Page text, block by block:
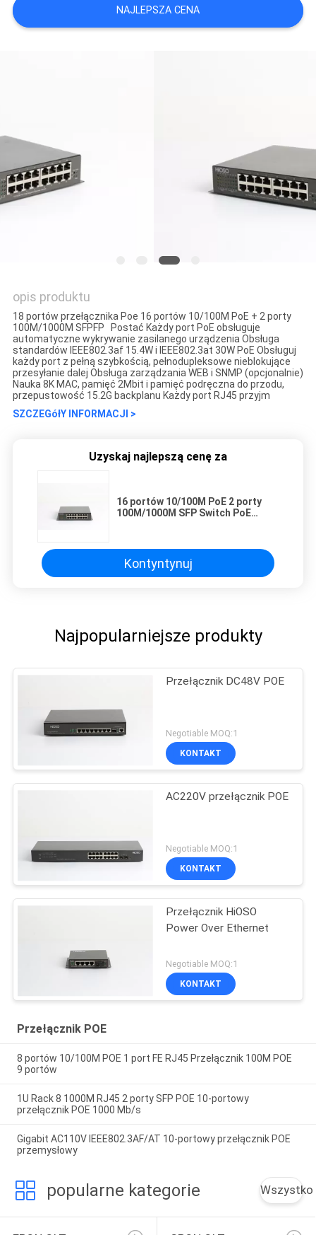
NAJLEPSZA CENA
opis produktu
18 portów przełącznika Poe 16 portów 10/100M PoE + 2 porty
100M/1000M SFPFP Postać Każdy port PoE obsługuje
automatyczne wykrywanie zasilanego urządzenia Obsługa
standardów IEEE802.3af 15.4W i IEEE802.3at 30W PoE Obsługuj
każdy port z pełną szybkością, pełnodupleksowe nieblokujące
przesyłanie dalej Obsługa zarządzania WEB i SNMP (opcjonalnie)
Nauka 8K MAC, pamięć 2Mbit i pamięć podręczna do przodu,
przepustowość 15.2G backplanu Każdy port RJ45 przyjm
SZCZEGółY INFORMACJI >
Uzyskaj najlepszą cenę za
16 portów 10/100M PoE 2 porty
100M/1000M SFP Switch PoE
Kontyntynuj
Najpopularniejsze produkty
Przełącznik DC48V POE
Negotiable MOQ:1
KONTAKT
AC220V przełącznik POE
Negotiable MOQ:1
KONTAKT
Przełącznik HiOSO
Power Over Ethernet
Negotiable MOQ:1
KONTAKT
Przełącznik POE
8 portów 10/100M POE 1 port FE RJ45 Przełącznik 100M POE
9 portów
1U Rack 8 1000M RJ45 2 porty SFP POE 10-portowy
przełącznik POE 1000 Mb/s
Gigabit AC110V IEEE802.3AF/AT 10-portowy przełącznik POE
przemysłowy
popularne kategorie Wszystko